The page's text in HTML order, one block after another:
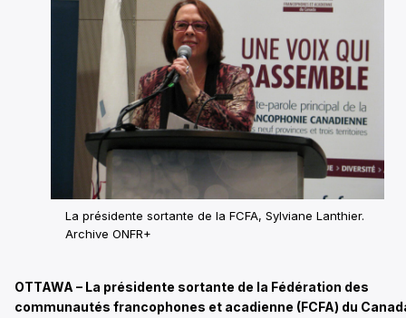
La présidente sortante de la FCFA, Sylviane Lanthier.
Archive ONFR+
OTTAWA – La présidente sortante de la Fédération des
communautés francophones et acadienne (FCFA) du